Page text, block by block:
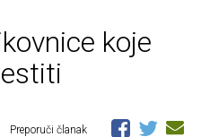
koje
Preporuči članak